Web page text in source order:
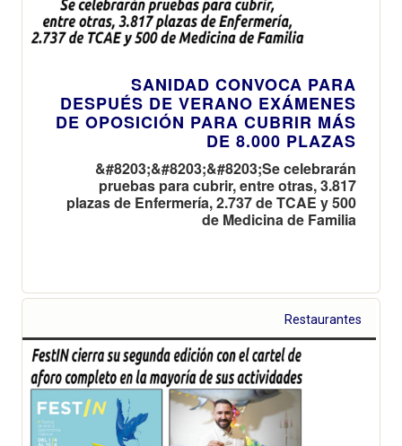
SANIDAD CONVOCA PARA
DESPUÉS DE VERANO EXÁMENES
DE OPOSICIÓN PARA CUBRIR MÁS
DE 8.000 PLAZAS
&#8203;&#8203;&#8203;Se celebrarán
pruebas para cubrir, entre otras, 3.817
plazas de Enfermería, 2.737 de TCAE y 500
de Medicina de Familia
Restaurantes